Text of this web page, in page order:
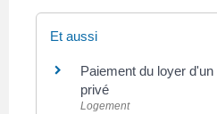
Et aussi
Paiement du loyer
privé
Logement